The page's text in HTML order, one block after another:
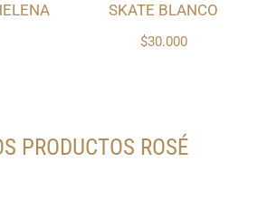
$30.000
SKATE BLANCO
PRODUCTOS ROSÉ